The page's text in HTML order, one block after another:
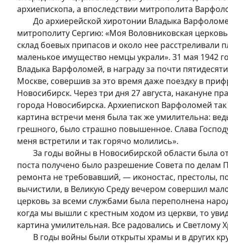
архиепископа, а впоследствии митрополита
До архиерейской хиротонии Владыка
митрополиту Сергию: «Моя Воловниковская
склад боевых припасов и около нее
маленькое имущество немцы украли». 31 мая 1942
Владыка Варфоломей, в награду за почти
Москве, совершив за это время даже поездку в
Новосибирск. Через три дня 27 августа, накануне
города Новосибирска. Архиепископ Варфоломей
картина встречи меня была так же умилительна:
грешного, было страшно повышенное. Слава
меня встретили и так горячо молились».
За годы войны в Новосибирской области была
поста получено было разрешение Совета по делам
ремонта не требовавший, — иконостас, престолы,
вычистили, в Великую Среду вечером совершил
церковь за всеми службами была переполнена
когда мы вышли с крестным ходом из церкви, то
картина умилительная. Все радовались и Светлому
В годы войны были открыты храмы и в других